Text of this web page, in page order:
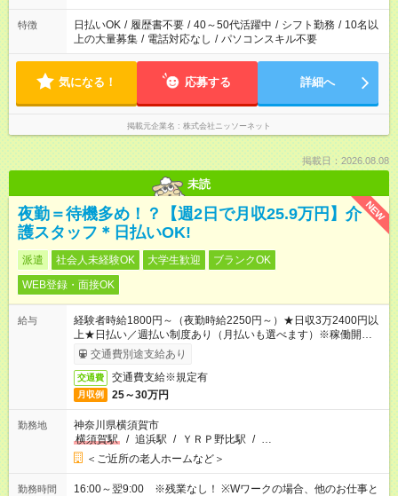
特徴 日払いOK / 履歴書不要 / 40～50代活躍中 / シフト勤務 / 10名以
上の大量募集 / 電話対応なし / パソコンスキル不要
気になる！ 応募する 詳細へ
掲載元企業名 株式会社ニッソーネット
掲載日：2026.08.08
未読
NEW
夜勤＝待機多め！？【週2日で月収25.9万円】介
護スタッフ＊日払いOK!
派遣 社会人未経験OK 大学生歓迎
ブランクOK
WEB登録・面接OK
給与
経験者時給1800円～（夜勤時給2250円～）★日収3万2400円以
上★日払い／週払い制度あり（月払いも選べます）※稼働開始時
は手続き完了次第のお支払いとなります。
交通費別途支給あり
交通費 交通費支給※規定有
月収例 25～30万円
勤務地
神奈川県横須賀市
横須賀駅
/ 追浜駅 / ＹＲＰ野比駅 / …
＜ご近所の老人ホームなど＞
勤務時間
16:00～翌9:00 ※残業なし！ ※Wワークの場合、他のお仕事と